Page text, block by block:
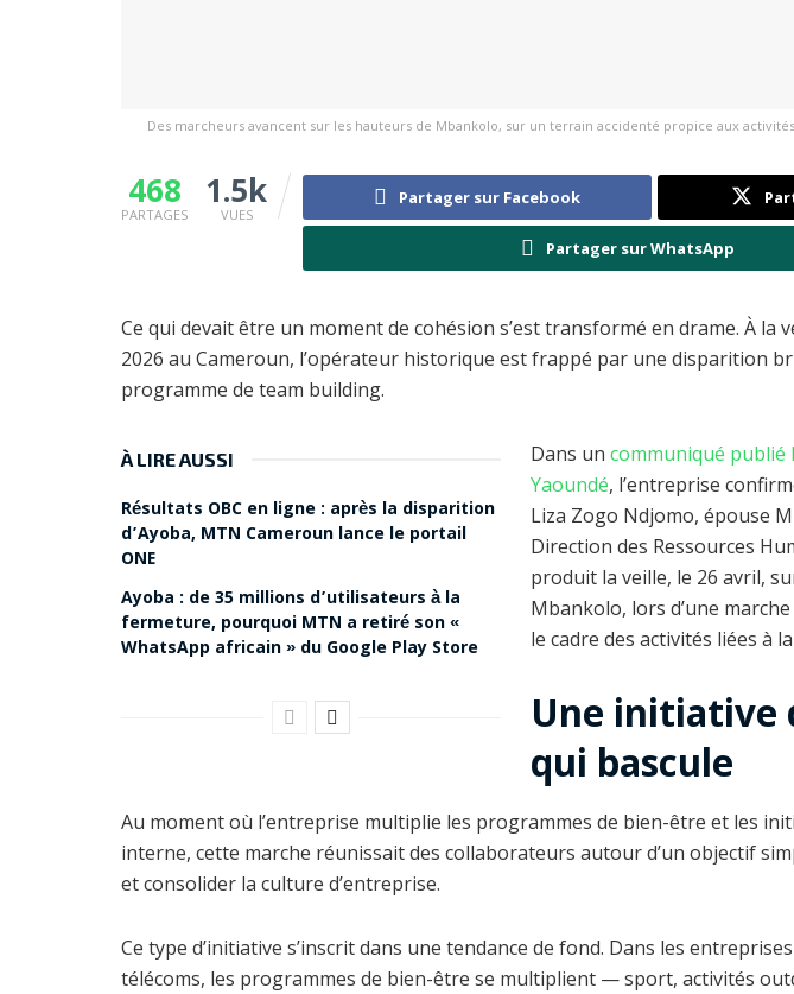
Des marcheurs avancent sur les hauteurs de Mbankolo, sur un terrain accidenté propice aux
468
PARTAGES
1.5k
VUES
Partager sur Facebook
Partager sur WhatsApp
Ce qui devait être un moment de cohésion s’est transformé en drame. À la
2026 au Cameroun, l’opérateur historique est frappé par une disparition
programme de team building.
À LIRE AUSSI
Résultats OBC en ligne : après la disparition
d’Ayoba, MTN Cameroun lance le portail
ONE
Ayoba : de 35 millions d’utilisateurs à la
fermeture, pourquoi MTN a retiré son «
WhatsApp africain » du Google Play Store
Dans un communiqué publié
Yaoundé, l’entreprise
Liza Zogo Ndjomo, épouse
Direction des Ressources
produit la veille, le 26 avril,
Mbankolo, lors d’une
le cadre des activités liées à
Une initiative
qui bascule
Au moment où l’entreprise multiplie les programmes de bien-être et les
interne, cette marche réunissait des collaborateurs autour d’un objectif
et consolider la culture d’entreprise.
Ce type d’initiative s’inscrit dans une tendance de fond. Dans les
télécoms, les programmes de bien-être se multiplient — sport, activités